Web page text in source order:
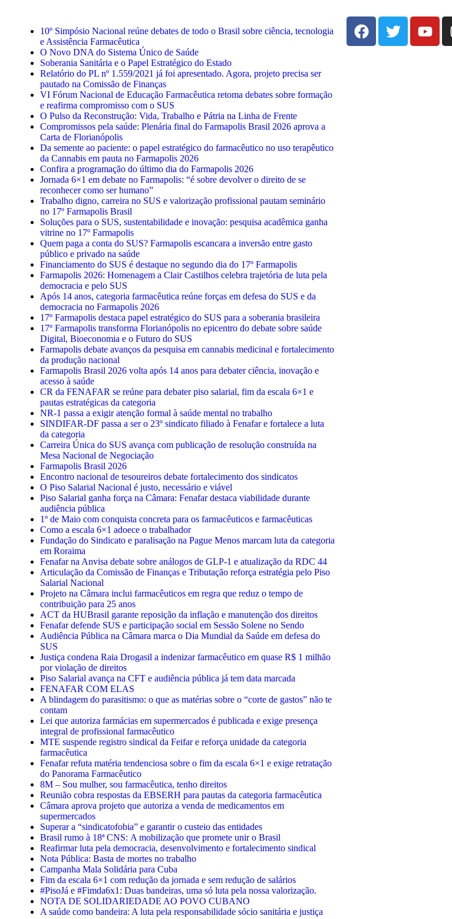
10º Simpósio Nacional reúne debates de todo o Brasil sobre ciência, tecnologia
e Assistência Farmacêutica
O Novo DNA do Sistema Único de Saúde
Soberania Sanitária e o Papel Estratégico do Estado
Relatório do PL nº 1.559/2021 já foi apresentado. Agora, projeto precisa ser
pautado na Comissão de Finanças
VI Fórum Nacional de Educação Farmacêutica retoma debates sobre formação
e reafirma compromisso com o SUS
O Pulso da Reconstrução: Vida, Trabalho e Pátria na Linha de Frente
Compromissos pela saúde: Plenária final do Farmapolis Brasil 2026 aprova a
Carta de Florianópolis
Da semente ao paciente: o papel estratégico do farmacêutico no uso terapêutico
da Cannabis em pauta no Farmapolis 2026
Confira a programação do último dia do Farmapolis 2026
Jornada 6×1 em debate no Farmapolis: “é sobre devolver o direito de se
reconhecer como ser humano”
Trabalho digno, carreira no SUS e valorização profissional pautam seminário
no 17º Farmapolis Brasil
Soluções para o SUS, sustentabilidade e inovação: pesquisa acadêmica ganha
vitrine no 17º Farmapolis
Quem paga a conta do SUS? Farmapolis escancara a inversão entre gasto
público e privado na saúde
Financiamento do SUS é destaque no segundo dia do 17º Farmapolis
Farmapolis 2026: Homenagem a Clair Castilhos celebra trajetória de luta pela
democracia e pelo SUS
Após 14 anos, categoria farmacêutica reúne forças em defesa do SUS e da
democracia no Farmapolis 2026
17º Farmapolis destaca papel estratégico do SUS para a soberania brasileira
17º Farmapolis transforma Florianópolis no epicentro do debate sobre saúde
Digital, Bioeconomia e o Futuro do SUS
Farmapolis debate avanços da pesquisa em cannabis medicinal e fortalecimento
da produção nacional
Farmapolis Brasil 2026 volta após 14 anos para debater ciência, inovação e
acesso à saúde
CR da FENAFAR se reúne para debater piso salarial, fim da escala 6×1 e
pautas estratégicas da categoria
NR-1 passa a exigir atenção formal à saúde mental no trabalho
SINDIFAR-DF passa a ser o 23º sindicato filiado à Fenafar e fortalece a luta
da categoria
Carreira Única do SUS avança com publicação de resolução construída na
Mesa Nacional de Negociação
Farmapolis Brasil 2026
Encontro nacional de tesoureiros debate fortalecimento dos sindicatos
O Piso Salarial Nacional é justo, necessário e viável
Piso Salarial ganha força na Câmara: Fenafar destaca viabilidade durante
audiência pública
1º de Maio com conquista concreta para os farmacêuticos e farmacêuticas
Como a escala 6×1 adoece o trabalhador
Fundação do Sindicato e paralisação na Pague Menos marcam luta da categoria
em Roraima
Fenafar na Anvisa debate sobre análogos de GLP-1 e atualização da RDC 44
Articulação da Comissão de Finanças e Tributação reforça estratégia pelo Piso
Salarial Nacional
Projeto na Câmara inclui farmacêuticos em regra que reduz o tempo de
contribuição para 25 anos
ACT da HUBrasil garante reposição da inflação e manutenção dos direitos
Fenafar defende SUS e participação social em Sessão Solene no Sendo
Audiência Pública na Câmara marca o Dia Mundial da Saúde em defesa do
SUS
Justiça condena Raia Drogasil a indenizar farmacêutico em quase R$ 1 milhão
por violação de direitos
Piso Salarial avança na CFT e audiência pública já tem data marcada
FENAFAR COM ELAS
​A blindagem do parasitismo: o que as matérias sobre o “corte de gastos” não te
contam
Lei que autoriza farmácias em supermercados é publicada e exige presença
integral de profissional farmacêutico
MTE suspende registro sindical da Feifar e reforça unidade da categoria
farmacêutica
Fenafar refuta matéria tendenciosa sobre o fim da escala 6×1 e exige retratação
do Panorama Farmacêutico
8M – Sou mulher, sou farmacêutica, tenho direitos
Reunião cobra respostas da EBSERH para pautas da categoria farmacêutica
Câmara aprova projeto que autoriza a venda de medicamentos em
supermercados
Superar a “sindicatofobia” e garantir o custeio das entidades
Brasil rumo à 18ª CNS: A mobilização que promete unir o Brasil
Reafirmar luta pela democracia, desenvolvimento e fortalecimento sindical
Nota Pública: Basta de mortes no trabalho
Campanha Mala Solidária para Cuba
Fim da escala 6×1 com redução da jornada e sem redução de salários
#PisoJá e #Fimda6x1: Duas bandeiras, uma só luta pela nossa valorização.
NOTA DE SOLIDARIEDADE AO POVO CUBANO
A saúde como bandeira: A luta pela responsabilidade sócio sanitária e justiça